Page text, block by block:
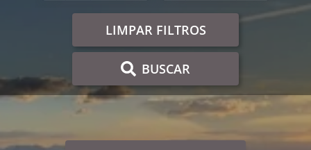
LIMPAR FILTROS
BUSCAR